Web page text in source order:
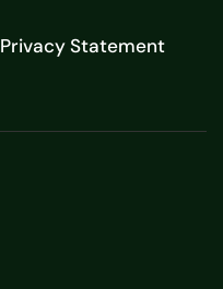
Privacy Statement